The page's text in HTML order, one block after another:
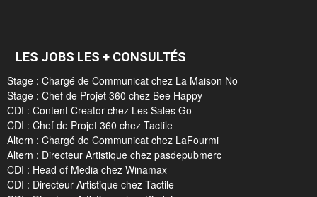
LES JOBS LES + CONSULTÉS
Stage : Chargé de Communicat chez La Maison No
Stage : Chef de Projet 360 chez Bee Happy
CDI : Content Creator chez Les Sales Go
CDI : Chef de Projet 360 chez Tactile
Altern : Chargé de Communicat chez LaFourmi
Altern : Directeur Artistique chez pasdepubmerc
CDI : Head of Media chez Winamax
CDI : Directeur Artistique chez Tactile